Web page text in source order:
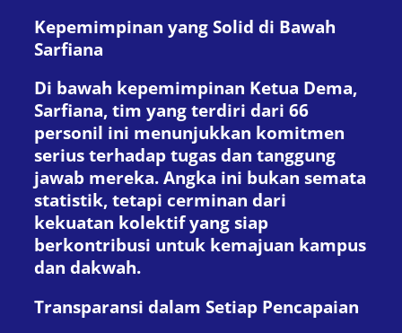
Kepemimpinan yang Solid di Bawah
Sarfiana
Di bawah kepemimpinan Ketua Dema,
Sarfiana, tim yang terdiri dari 66
personil ini menunjukkan komitmen
serius terhadap tugas dan tanggung
jawab mereka. Angka ini bukan semata
statistik, tetapi cerminan dari
kekuatan kolektif yang siap
berkontribusi untuk kemajuan kampus
dan dakwah.
Transparansi dalam Setiap Pencapaian